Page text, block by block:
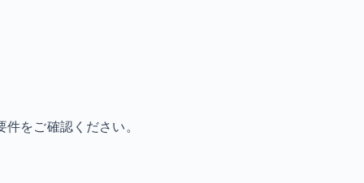
をご確認ください。